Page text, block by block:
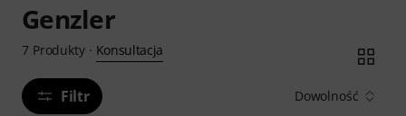
Genzler
7 Produkty· Konsultacja
Filtr Dowolność